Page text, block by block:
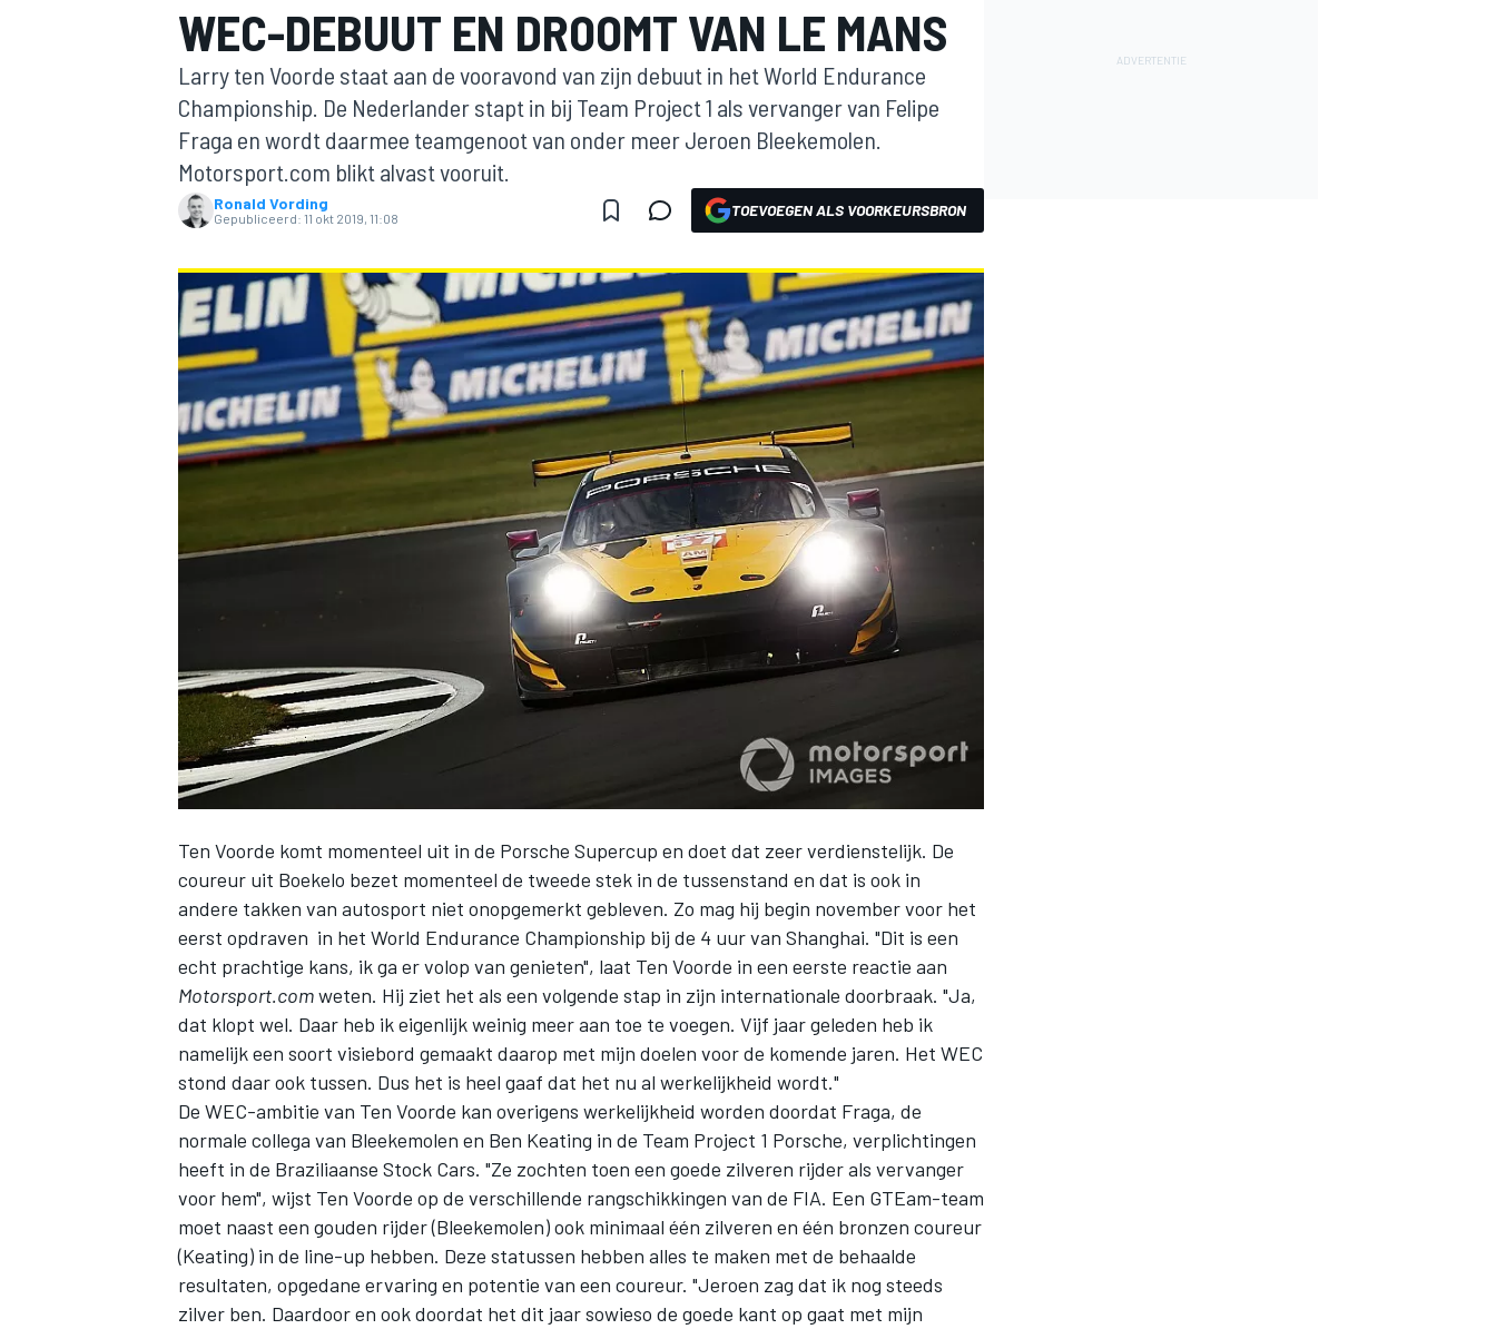
WEC DTM
WEC-DEBUUT EN DROOMT VAN LE MANS
Larry ten Voorde staat aan de vooravond van zijn debuut in het World Endurance
Championship. De Nederlander stapt in bij Team Project 1 als vervanger van Felipe
Fraga en wordt daarmee teamgenoot van onder meer Jeroen Bleekemolen.
Motorsport.com blikt alvast vooruit.
Ronald Vording
Gepubliceerd: 11 okt 2019, 11:08 TOEVOEGEN ALS VOORKEURSBRON
Ten Voorde komt momenteel uit in de Porsche Supercup en doet dat zeer verdienstelijk. De
coureur uit Boekelo bezet momenteel de tweede stek in de tussenstand en dat is ook in
andere takken van autosport niet onopgemerkt gebleven. Zo mag hij begin november voor het
eerst opdraven in het World Endurance Championship bij de 4 uur van Shanghai. "Dit is een
echt prachtige kans, ik ga er volop van genieten", laat Ten Voorde in een eerste reactie aan
Motorsport.comweten. Hij ziet het als een volgende stap in zijn internationale doorbraak. "Ja,
dat klopt wel. Daar heb ik eigenlijk weinig meer aan toe te voegen. Vijf jaar geleden heb ik
namelijk een soort visiebord gemaakt daarop met mijn doelen voor de komende jaren. Het WEC
stond daar ook tussen. Dus het is heel gaaf dat het nu al werkelijkheid wordt."
De WEC-ambitie van Ten Voorde kan overigens werkelijkheid worden doordat Fraga, de
normale collega van Bleekemolen en Ben Keating in de Team Project 1 Porsche, verplichtingen
heeft in de Braziliaanse Stock Cars. "Ze zochten toen een goede zilveren rijder als vervanger
voor hem", wijst Ten Voorde op de verschillende rangschikkingen van de FIA. Een GTEam-team
moet naast een gouden rijder (Bleekemolen) ook minimaal één zilveren en één bronzen coureur
(Keating) in de line-up hebben. Deze statussen hebben alles te maken met de behaalde
resultaten, opgedane ervaring en potentie van een coureur. "Jeroen zag dat ik nog steeds
zilver ben. Daardoor en ook doordat het dit jaar sowieso de goede kant op gaat met mijn